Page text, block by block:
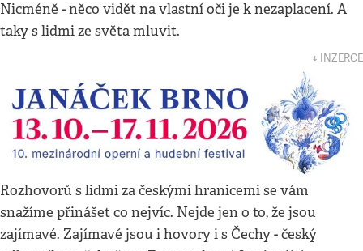
Nicméně - něco vidět na vlastní oči je k nezaplacení. A
taky s lidmi ze světa mluvit.
↓ INZERCE
Rozhovorů s lidmi za českými hranicemi se vám
snažíme přinášet co nejvíc. Nejde jen o to, že jsou
zajímavé. Zajímavé jsou i hovory i s Čechy - český